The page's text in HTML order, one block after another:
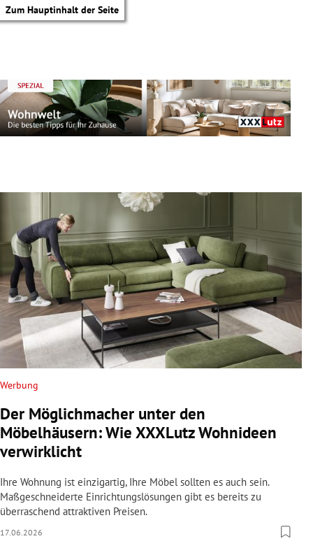
Zum Hauptinhalt der Seite
Untermenü
Untermenü
Untermenü
Untermenü
Untermenü
Untermenü
Untermenü
Untermenü
Werbung
Der Möglichmacher unter den
Möbelhäusern: Wie XXXLutz Wohnideen
verwirklicht
Ihre Wohnung ist einzigartig, Ihre Möbel sollten es auch sein.
Maßgeschneiderte Einrichtungslösungen gibt es bereits zu
überraschend attraktiven Preisen.
17.06.2026